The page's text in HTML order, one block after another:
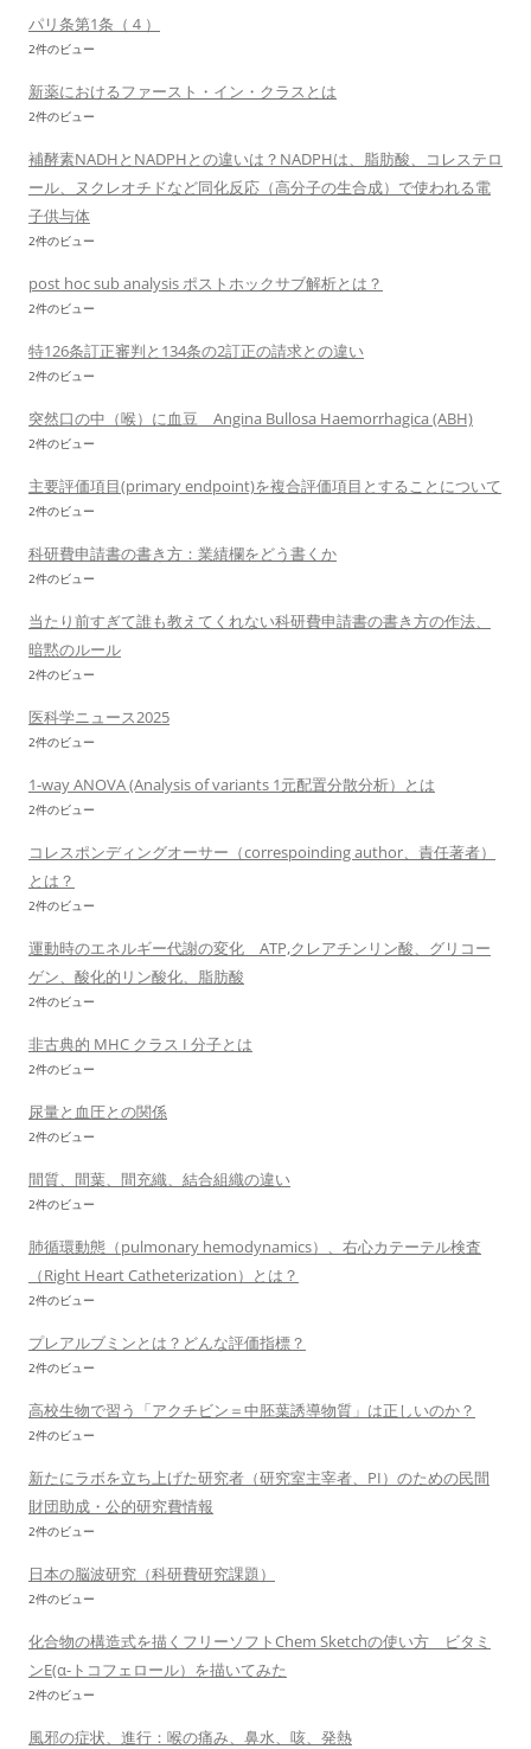
パリ条第1条（４）
2件のビュー
新薬におけるファースト・イン・クラスとは
2件のビュー
補酵素NADHとNADPHとの違いは？NADPHは、脂肪酸、コレステロ
ール、ヌクレオチドなど同化反応（高分子の生合成）で使われる電
子供与体
2件のビュー
post hoc sub analysis ポストホックサブ解析とは？
2件のビュー
特126条訂正審判と134条の2訂正の請求との違い
2件のビュー
突然口の中（喉）に血豆 Angina Bullosa Haemorrhagica (ABH)
2件のビュー
主要評価項目(primary endpoint)を複合評価項目とすることについて
2件のビュー
科研費申請書の書き方：業績欄をどう書くか
2件のビュー
当たり前すぎて誰も教えてくれない科研費申請書の書き方の作法、
暗黙のルール
2件のビュー
医科学ニュース2025
2件のビュー
1-way ANOVA (Analysis of variants 1元配置分散分析）とは
2件のビュー
コレスポンディングオーサー（correspoinding author、責任著者）
とは？
2件のビュー
運動時のエネルギー代謝の変化 ATP,クレアチンリン酸、グリコー
ゲン、酸化的リン酸化、脂肪酸
2件のビュー
非古典的 MHC クラス I 分子とは
2件のビュー
尿量と血圧との関係
2件のビュー
間質、間葉、間充織、結合組織の違い
2件のビュー
肺循環動態（pulmonary hemodynamics）、右心カテーテル検査
（Right Heart Catheterization）とは？
2件のビュー
プレアルブミンとは？どんな評価指標？
2件のビュー
高校生物で習う「アクチビン＝中胚葉誘導物質」は正しいのか？
2件のビュー
新たにラボを立ち上げた研究者（研究室主宰者、PI）のための民間
財団助成・公的研究費情報
2件のビュー
日本の脳波研究（科研費研究課題）
2件のビュー
化合物の構造式を描くフリーソフトChem Sketchの使い方 ビタミ
ンE(α-トコフェロール）を描いてみた
2件のビュー
風邪の症状、進行：喉の痛み、鼻水、咳、発熱